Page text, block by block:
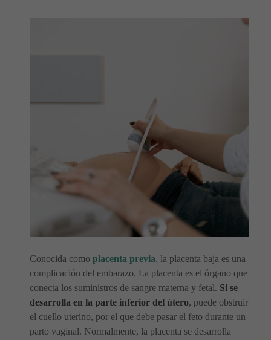
Conocida como placenta previa, la placenta baja es una
complicación del embarazo. La placenta es el órgano que
conecta los suministros de sangre materna y fetal. Si se
desarrolla en la parte inferior del útero, puede obstruir
el cuello uterino, por el que debe pasar el feto durante un
parto vaginal. Normalmente, la placenta se desarrolla